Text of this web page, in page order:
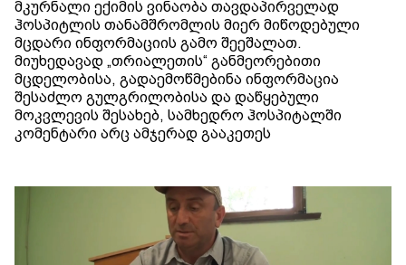
მკურნალი ექიმის ვინაობა თავდაპირველად
ჰოსპიტლის თანამშრომლის მიერ მიწოდებული
მცდარი ინფორმაციის გამო შეეშალათ.
მიუხედავად „თრიალეთის“ განმეორებითი
მცდელობისა, გადაემოწმებინა ინფორმაცია
შესაძლო გულგრილობისა და დაწყებული
მოკვლევის შესახებ, სამხედრო ჰოსპიტალში
კომენტარი არც ამჯერად გააკეთეს